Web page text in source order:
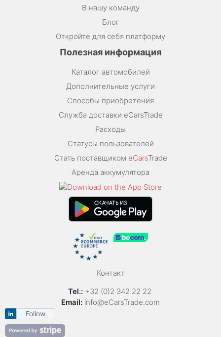
В нашу команду
Блог
Откройте для себя платформу
Полезная информация
Каталог автомобилей
Дополнительные услуги
Способы приобретения
Служба доставки eCarsTrade
Расходы
Статусы пользователей
Стать поставщиком eCarsTrade
Аренда аккумулятора
Контакт
Tel.: +32 (0)2 342 22 22
Email: info@eCarsTrade.com
Follow